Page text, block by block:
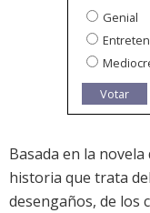
Genial
Votar
Basada en la
historia que trata
desengaños, de los